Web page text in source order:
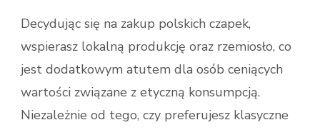
Decydując się na zakup polskich czapek,
wspierasz lokalną produkcję oraz rzemiosło, co
jest dodatkowym atutem dla osób ceniących
wartości związane z etyczną konsumpcją.
Niezależnie od tego, czy preferujesz klasyczne